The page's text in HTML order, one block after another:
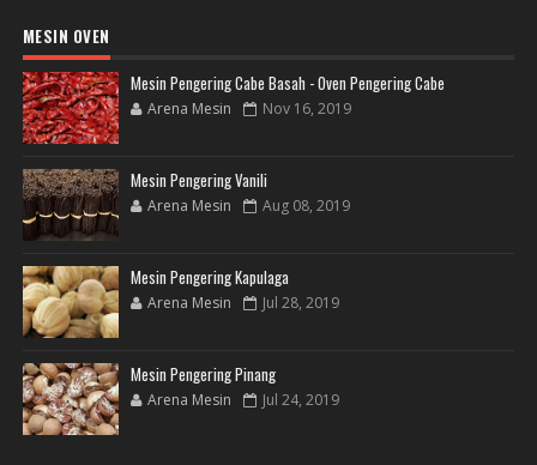
MESIN OVEN
Mesin Pengering Cabe Basah - Oven Pengering Cabe
Arena Mesin Nov 16, 2019
Mesin Pengering Vanili
Arena Mesin Aug 08, 2019
Mesin Pengering Kapulaga
Arena Mesin Jul 28, 2019
Mesin Pengering Pinang
Arena Mesin Jul 24, 2019